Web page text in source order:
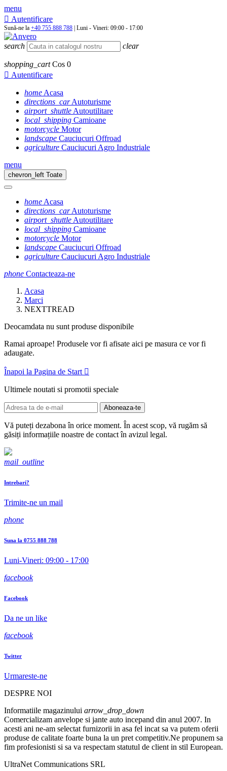
menu
 Autentificare
Sună-ne la +40 755 888 788 | Luni - Vineri: 09:00 - 17:00
search clear
shopping_cart Cos 0
 Autentificare
home Acasa
directions_carAutoturisme
airport_shuttle Autoutilitare
local_shipping Camioane
motorcycle Motor
landscape Cauciucuri Offroad
agriculture Cauciucuri Agro Industriale
menu
chevron_left Toate
home Acasa
directions_carAutoturisme
airport_shuttle Autoutilitare
local_shipping Camioane
motorcycle Motor
landscape Cauciucuri Offroad
agriculture Cauciucuri Agro Industriale
phone Contacteaza-ne
Acasa
Marci
NEXTTREAD
Deocamdata nu sunt produse disponibile
Ramai aproape! Produsele vor fi afisate aici pe masura ce vor fi
adaugate.
Înapoi la Pagina de Start 
Ultimele noutati si promotii speciale
Vă puteți dezabona în orice moment. În acest scop, vă rugăm să
găsiți informațiile noastre de contact în avizul legal.
mail_outline
Intrebari?
Trimite-ne un mail
phone
Suna la 0755 888 788
Luni-Vineri: 09:00 - 17:00
facebook
Facebook
Da ne un like
facebook
Twitter
Urmareste-ne
DESPRE NOI
Informatiile magazinului arrow_drop_down
Comercializam anvelope si jante auto incepand din anul 2007. In
acesti ani ne-am selectat furnizorii in asa fel incat sa va putem oferii
produse de calitate foarte buna la un pret competitiv.Ne propunem sa
fim profesionisti si sa va respectam statutul de client in stil European.
UltraNet Communications SRL